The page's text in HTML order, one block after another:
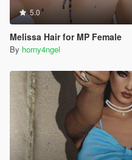
5.0
Melissa Hair for MP Female
By horny4ngel